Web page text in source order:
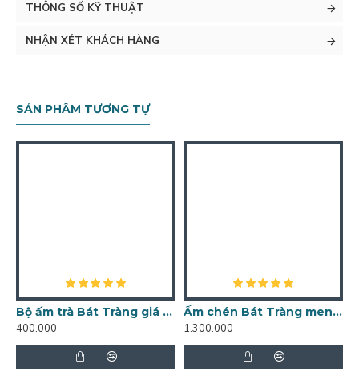
THÔNG SỐ KỸ THUẬT
NHẬN XÉT KHÁCH HÀNG
SẢN PHẨM TƯƠNG TỰ
Bộ ấm trà Bát Tràng giá rẻ trúc lâm thất hiền AC33
400.000
Ấm chén Bát Tràng men lam giả cổ bọc đồng vẽ trúc lâm thất hiền AC48
1.300.000